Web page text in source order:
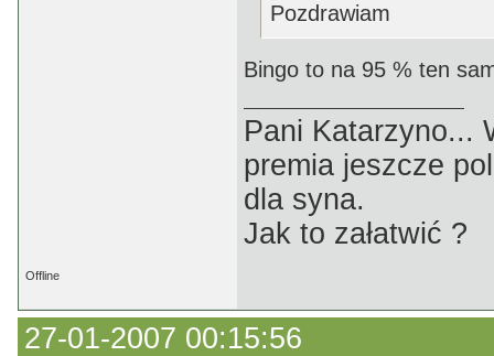
Pozdrawiam
Bingo to na 95 % ten
Pani Katarzyno...
premia jeszcze
dla syna.
Jak to załatwić ?
Offline
27-01-2007 00:15:56